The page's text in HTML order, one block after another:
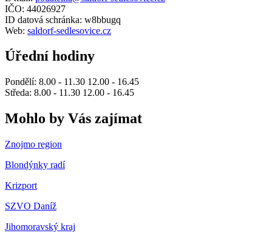
IČO: 44026927
ID datová schránka: w8bbugq
Web: saldorf-sedlesovice.cz
Úřední hodiny
Pondělí: 8.00 - 11.30 12.00 - 16.45
Středa: 8.00 - 11.30 12.00 - 16.45
Mohlo by Vás zajímat
Znojmo region
Blondýnky radí
Krizport
SZVO Daníž
Jihomoravský kraj